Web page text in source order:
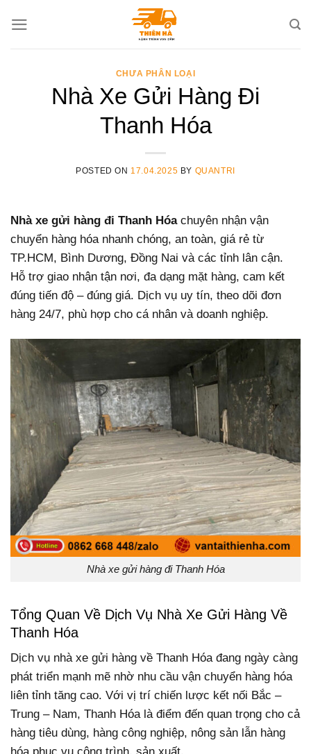
CHƯA PHÂN LOẠI
Nhà Xe Gửi Hàng Đi
Thanh Hóa
POSTED ON 17.04.2025 BY QUANTRI
Nhà xe gửi hàng đi Thanh Hóachuyên nhận vận
chuyển hàng hóa nhanh chóng, an toàn, giá rẻ từ
TP.HCM, Bình Dương, Đồng Nai và các tỉnh lân cận.
Hỗ trợ giao nhận tận nơi, đa dạng mặt hàng, cam kết
đúng tiến độ – đúng giá. Dịch vụ uy tín, theo dõi đơn
hàng 24/7, phù hợp cho cá nhân và doanh nghiệp.
Nhà xe gửi hàng đi Thanh Hóa
Tổng Quan Về Dịch Vụ Nhà Xe Gửi Hàng Về
Thanh Hóa
Dịch vụ nhà xe gửi hàng về Thanh Hóa đang ngày càng
phát triển mạnh mẽ nhờ nhu cầu vận chuyển hàng hóa
liên tỉnh tăng cao. Với vị trí chiến lược kết nối Bắc –
Trung – Nam, Thanh Hóa là điểm đến quan trọng cho cả
hàng tiêu dùng, hàng công nghiệp, nông sản lẫn hàng